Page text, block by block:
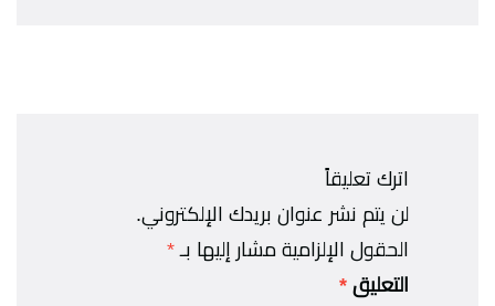
اترك تعليقاً
لن يتم نشر عنوان بريدك الإلكتروني.
الحقول الإلزامية مشار إليها بـ *
التعليق *